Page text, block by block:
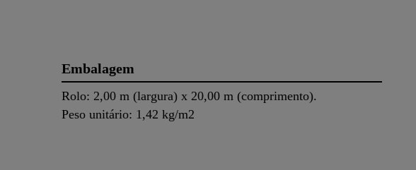
Embalagem
Rolo: 2,00 m (largura) x 20,00 m (comprimento).
Peso unitário: 1,42 kg/m2